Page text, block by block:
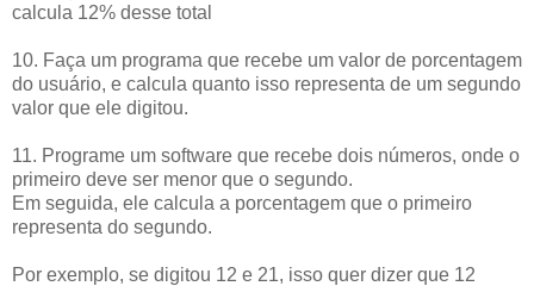
calcula 12% desse total
10. Faça um programa que recebe um valor de porcentagem
do usuário, e calcula quanto isso representa de um segundo
valor que ele digitou.
11. Programe um software que recebe dois números, onde o
primeiro deve ser menor que o segundo.
Em seguida, ele calcula a porcentagem que o primeiro
representa do segundo.
Por exemplo, se digitou 12 e 21, isso quer dizer que 12